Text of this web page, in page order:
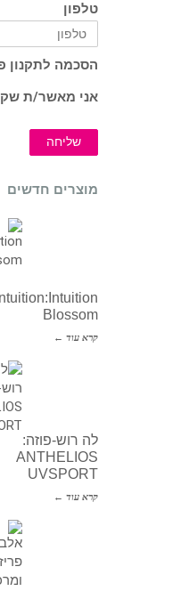
טלפון
הסכמה לתקנון
אני מאשר/ת
שליחה
מוצרים חדשים
Intuition:Intuition
Blossom
קרא עוד ←
לה רוש-פוזה:
ANTHELIOS
UVSPORT
קרא עוד ←